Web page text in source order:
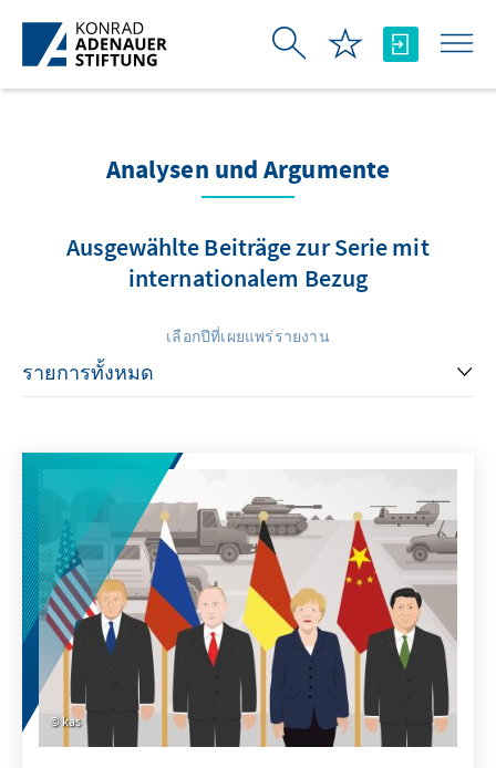
Skip to Main Content
Analysen und Argumente
Ausgewählte Beiträge zur Serie mit
internationalem Bezug
เลือกปีที่เผยแพร่รายงาน
kas